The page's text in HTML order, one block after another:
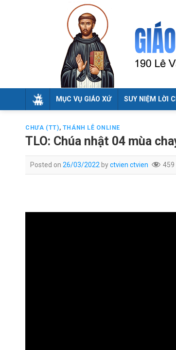
MỤC VỤ GIÁO XỨ SUY NIỆM LỜI
CHƯA (TT), THÁNH LỄ ONLINE
TLO: Chúa nhật 04 mùa
Posted on 26/03/2022 byctvien ctvien 459